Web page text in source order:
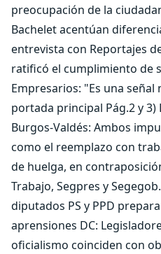
preocupación de la
Bachelet acentúan
entrevista con Reportajes
ratificó el cumplimiento de
Empresarios: "Es una señal
portada principal Pág.2 y
Burgos-Valdés: Ambos
como el reemplazo con
de huelga, en
Trabajo, Segpres y
diputados PS y PPD
aprensiones DC:
oficialismo coinciden con